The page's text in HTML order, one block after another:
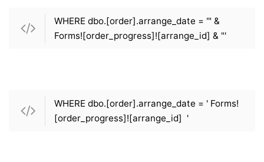
WHERE dbo.[order].arrange_date = '" &
Forms![order_progress]![arrange_id] & "'
WHERE dbo.[order].arrange_date = ' Forms!
[order_progress]![arrange_id] '